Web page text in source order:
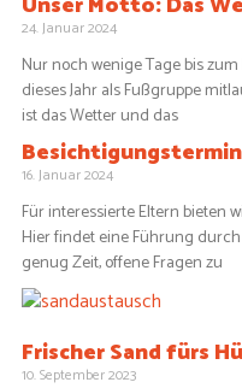
24. Januar 2024
Nur noch wenige Tage bis
dieses Jahr als Fußgruppe
ist das Wetter und das
16. Januar 2024
Für interessierte Eltern bieten
Hier findet eine Führung
genug Zeit, offene Fragen zu
Frischer Sand fürs
10. September 2023